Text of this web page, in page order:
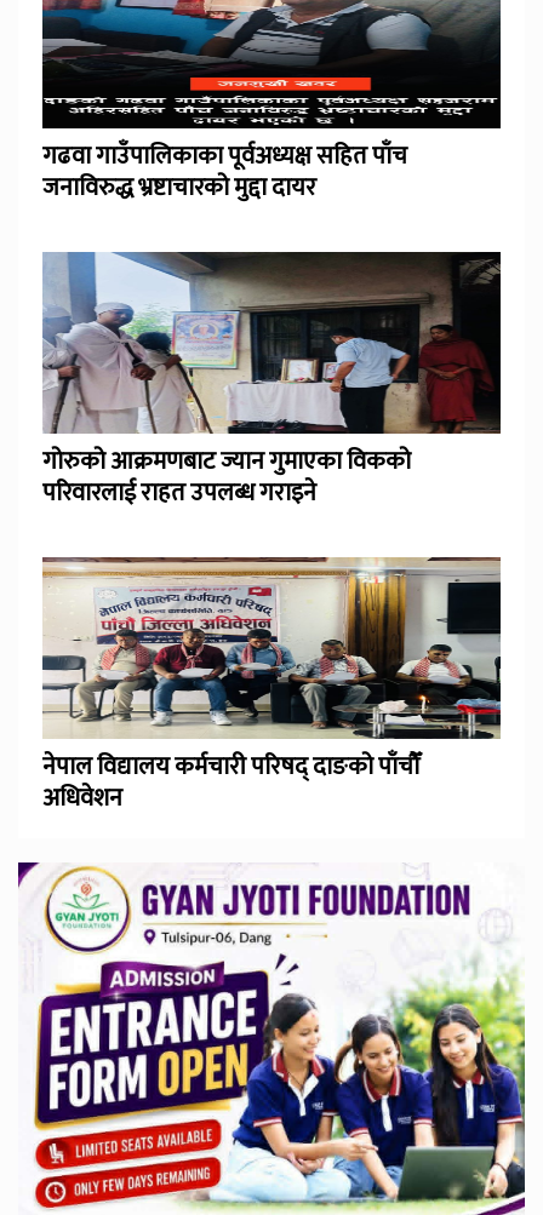
गढवा गाउँपालिकाका पूर्वअध्यक्ष सहित पाँच
जनाविरुद्ध भ्रष्टाचारको मुद्दा दायर
गोरुको आक्रमणबाट ज्यान गुमाएका विकको
परिवारलाई राहत उपलब्ध गराइने
नेपाल विद्यालय कर्मचारी परिषद् दाङको पाँचौँ
अधिवेशन